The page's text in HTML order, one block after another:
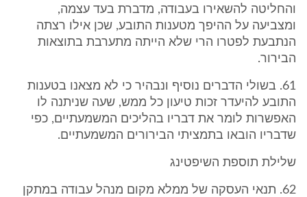
והחליטה להשאירו בעבודה, מדברת בעד עצמה,
ומצביעה על ההיפך מטענות התובע, שכן אילו רצתה
הנתבעת לפטרו הרי שלא הייתה מתערבת בתוצאות
הבירור.
61. בשולי הדברים נוסיף ונבהיר כי לא מצאנו בטענות
התובע להיעדר זכות טיעון כל ממש, שעה שניתנה לו
האפשרות לומר את דבריו בהליכים המשמעתיים, כפי
שדבריו הובאו בתמציתי הבירורים המשמעתיים.
שלילת תוספת השיפטינג
62. תנאי העסקה של ממלא מקום מנהל עבודה במתקן